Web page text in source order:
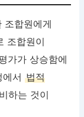
조합원에게
조합원이
가가 상승함에
에서법적
하는 것이